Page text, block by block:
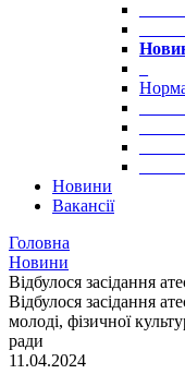
Новини
Вакансії
Головна
Новини
Відбулося засідання
Відбулося засідання
молоді, фізичної
ради
11.04.2024